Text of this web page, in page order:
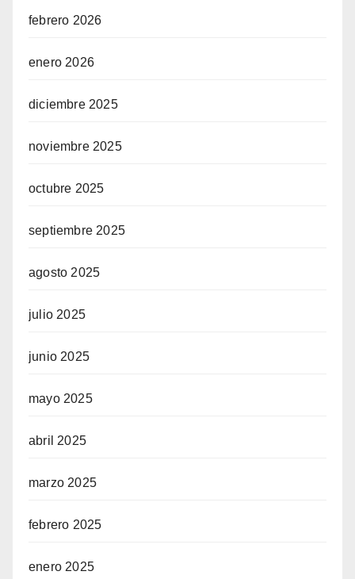
febrero 2026
enero 2026
diciembre 2025
noviembre 2025
octubre 2025
septiembre 2025
agosto 2025
julio 2025
junio 2025
mayo 2025
abril 2025
marzo 2025
febrero 2025
enero 2025